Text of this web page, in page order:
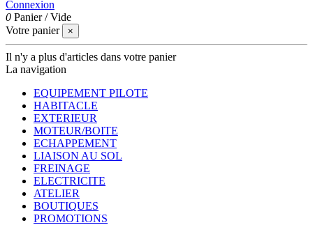
Connexion
0 Panier /Vide
Votre panier
×
Il n'y a plus d'articles dans votre panier
La navigation
EQUIPEMENT PILOTE
HABITACLE
EXTERIEUR
MOTEUR/BOITE
ECHAPPEMENT
LIAISON AU SOL
FREINAGE
ELECTRICITE
ATELIER
BOUTIQUES
PROMOTIONS